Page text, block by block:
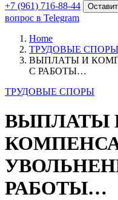
+7 (961) 716-88-44
вопрос в Telegram
Home
ТРУДОВЫЕ СПОРЫ
ВЫПЛАТЫ И
С РАБОТЫ…
ТРУДОВЫЕ СПОРЫ
ВЫПЛАТЫ
РАБОТЫ…